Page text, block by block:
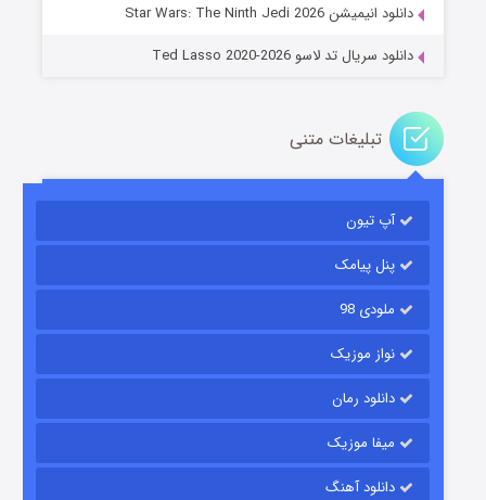
دانلود انیمیشن Star Wars: The Ninth Jedi 2026
دانلود سریال تد لاسو Ted Lasso 2020-2026
تبلیغات متنی
آپ تیون
پنل پیامک
ملودی 98
نواز موزیک
دانلود رمان
میفا موزیک
دانلود آهنگ